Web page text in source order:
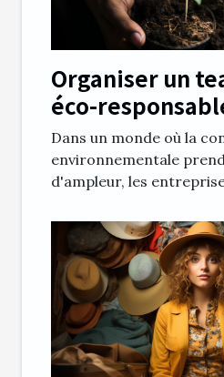
Organiser un
éco-
et bonnes
Dans un monde où la
environnementale
d'ampleur, les